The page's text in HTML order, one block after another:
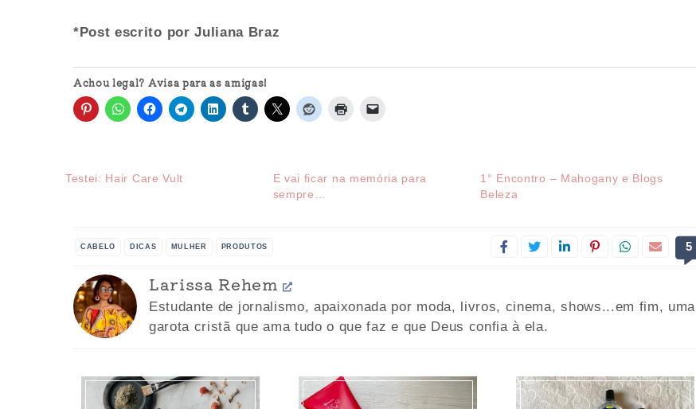
*Post escrito por Juliana Braz
Achou legal? Avisa para as amigas!
Testei: Hair Care Vult
E vai ficar na memória para
sempre…
1° Encontro – Mahogany e Blogs
Beleza
CABELO DICAS MULHER PRODUTOS 5
Larissa Rehem
Estudante de jornalismo, apaixonada por moda, livros, cinema, shows...em fim, uma
garota cristã que ama tudo o que faz e que Deus confia à ela.